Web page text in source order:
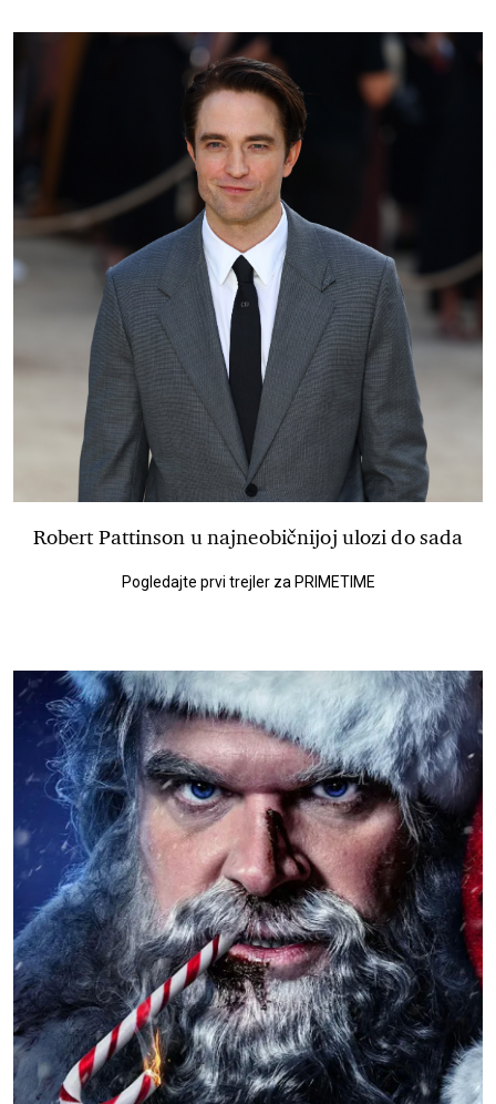
Robert Pattinson u najneobičnijoj ulozi do sada
Pogledajte prvi trejler za PRIMETIME